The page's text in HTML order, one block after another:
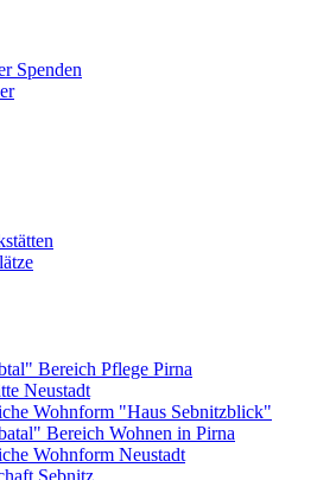
Spenden
Bereich Pflege Pirna
Neustadt
Wohnform "Haus Sebnitzblick"
Bereich Wohnen in Pirna
Wohnform Neustadt
Sebnitz